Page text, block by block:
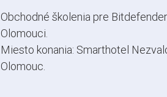
Obchodné školenia pre
Olomouci.
Miesto konania: Smarthotel
Olomouc.